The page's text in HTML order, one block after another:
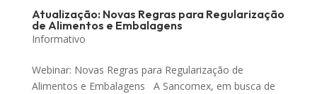
Atualização: Novas Regras para Regularização
de Alimentos e Embalagens
Informativo
Webinar: Novas Regras para Regularização de
Alimentos e Embalagens A Sancomex, em busca de